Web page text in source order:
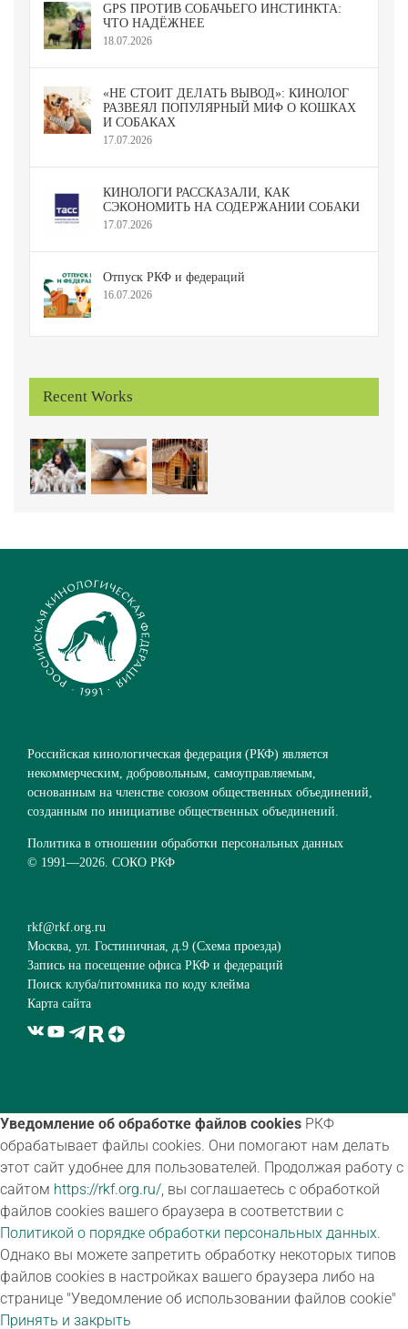
GPS ПРОТИВ СОБАЧЬЕГО ИНСТИНКТА:
ЧТО НАДЁЖНЕЕ
18.07.2026
«НЕ СТОИТ ДЕЛАТЬ ВЫВОД»: КИНОЛОГ
РАЗВЕЯЛ ПОПУЛЯРНЫЙ МИФ О КОШКАХ
И СОБАКАХ
17.07.2026
КИНОЛОГИ РАССКАЗАЛИ, КАК
СЭКОНОМИТЬ НА СОДЕРЖАНИИ СОБАКИ
17.07.2026
Отпуск РКФ и федераций
16.07.2026
Recent Works
Российская кинологическая федерация (РКФ) является
некоммерческим, добровольным, самоуправляемым,
основанным на членстве союзом общественных объединений,
созданным по инициативе общественных объединений.
Политика в отношении обработки персональных данных
© 1991—2026. СОКО РКФ
rkf@rkf.org.ru
Москва, ул. Гостиничная, д.9 (Схема проезда)
Запись на посещение офиса РКФ и федераций
Поиск клуба/питомника по коду клейма
Карта сайта
Уведомление об обработке файлов cookies РКФ
обрабатывает файлы cookies. Они помогают нам делать
этот сайт удобнее для пользователей. Продолжая работу с
сайтом https://rkf.org.ru/, вы соглашаетесь с обработкой
файлов cookies вашего браузера в соответствии с
Политикой о порядке обработки персональных данных.
Однако вы можете запретить обработку некоторых типов
файлов cookies в настройках вашего браузера либо на
странице "Уведомление об использовании файлов cookie"
Принять и закрыть